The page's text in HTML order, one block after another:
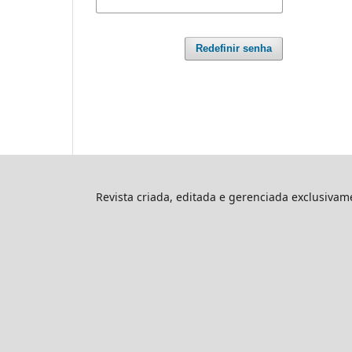
Redefinir senha
Revista criada, editada e gerenciada